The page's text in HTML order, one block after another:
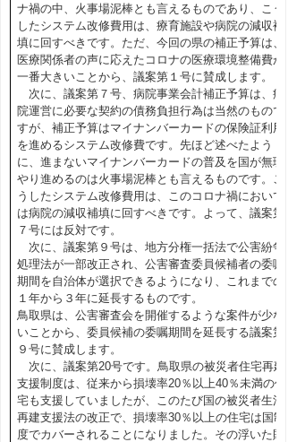
ナ禍の中、火事場泥棒とも言えるものであり、こう
したシステム改修費用は、療育施設や病院の減収補
填に回すべきです。ただ、今回の県の補正予算は、
医療関係者の声に応えたコロナの医療環境整備費が
一番大きいことから、議案第１号に賛成します。
次に、議案第７号、病院事業会計補正予算は、病
院運営に必要な契約の債務負担行為は当然のもので
すが、補正予算はマイナンバーカードの保険証利用
を進めるシステム改修費です。先ほど述べたよう
に、進まないマイナンバーカードの普及を国が無理
やり進めるのは火事場泥棒とも言えるものです。こ
うしたシステム改修費用は、このコロナ禍において
は病院の減収補填に回すべきです。よって、議案第
７号には反対です。
次に、議案第９号は、地方分権一括法で公害紛争
処理法が一部改正され、公害審査委員候補者の委嘱
期間を自治体が選択できるようになり、これまでの
１年から３年に延長するものです。
鳥取県は、公害審査会を開催するような案件が少な
いことから、委員候補の委嘱期間を延長する議案第
９号に賛成します。
次に、議案第20号です。鳥取県の被災者住宅再建
支援制度は、従来から損壊率20％以上40％未満の住
宅も支援していましたが、このたび国の被災者生活
再建支援法の改正で、損壊率30％以上の住宅は国制
度でカバーされることになりました。その浮いた財